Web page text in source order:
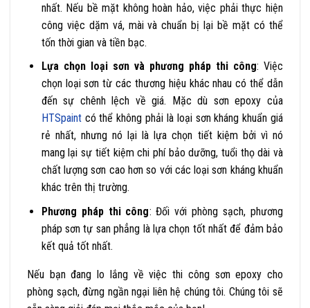
nhất. Nếu bề mặt không hoàn hảo, việc phải thực hiện
công việc dặm vá, mài và chuẩn bị lại bề mặt có thể
tốn thời gian và tiền bạc.
Lựa chọn loại sơn và phương pháp thi công: Việc
chọn loại sơn từ các thương hiệu khác nhau có thể dẫn
đến sự chênh lệch về giá. Mặc dù sơn epoxy của
HTSpaintcó thể không phải là loại sơn kháng khuẩn giá
rẻ nhất, nhưng nó lại là lựa chọn tiết kiệm bởi vì nó
mang lại sự tiết kiệm chi phí bảo dưỡng, tuổi thọ dài và
chất lượng sơn cao hơn so với các loại sơn kháng khuẩn
khác trên thị trường.
Phương pháp thi công: Đối với phòng sạch, phương
pháp sơn tự san phẳng là lựa chọn tốt nhất để đảm bảo
kết quả tốt nhất.
Nếu bạn đang lo lắng về việc thi công sơn epoxy cho
phòng sạch, đừng ngần ngại liên hệ chúng tôi. Chúng tôi sẽ